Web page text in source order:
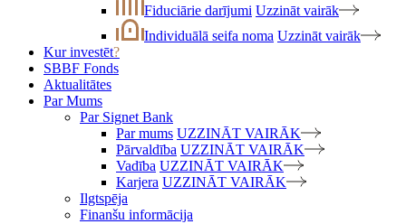
Fiduciārie darījumi Uzzināt vairāk
Individuālā seifa noma Uzzināt vairāk
Kur investēt?
SBBF Fonds
Aktualitātes
Par Mums
Par Signet Bank
Par mums UZZINĀT VAIRĀK
Pārvaldība UZZINĀT VAIRĀK
Vadība UZZINĀT VAIRĀK
Karjera UZZINĀT VAIRĀK
Ilgtspēja
Finanšu informācija